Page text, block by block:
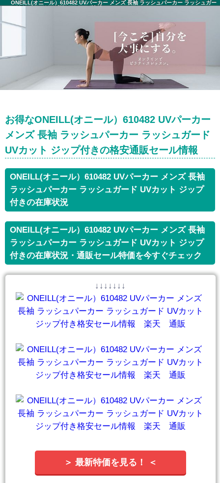
ONEILL(オニール）610482 UVパーカー メンズ 長袖 ラッシュパーカー ラッシュガー
ド UVカット ジップ付き セール情報
お得なONEILL(オニール）610482 UVパーカー
メンズ 長袖 ラッシュパーカー ラッシュガード
UVカット ジップ付きの格安通販セール情報
ONEILL(オニール）610482 UVパーカー メンズ 長袖
ラッシュパーカー ラッシュガード UVカット ジップ
付きの在庫状況
ONEILL(オニール）610482 UVパーカー メンズ 長袖
ラッシュパーカー ラッシュガード UVカット ジップ
付きの在庫状況・通販セール特価を今すぐチェック
↓↓↓↓↓↓↓
＞ 最新特価を見る！ ＜